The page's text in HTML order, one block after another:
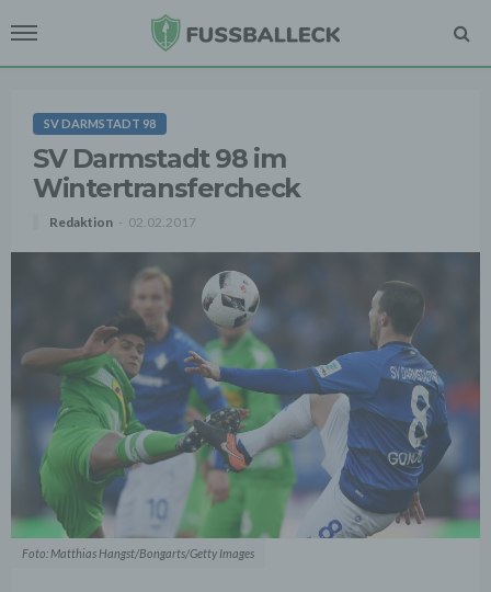
SV DARMSTADT 98
SV Darmstadt 98 im
Wintertransfercheck
Redaktion 02.02.2017
Foto: Matthias Hangst/Bongarts/Getty Images